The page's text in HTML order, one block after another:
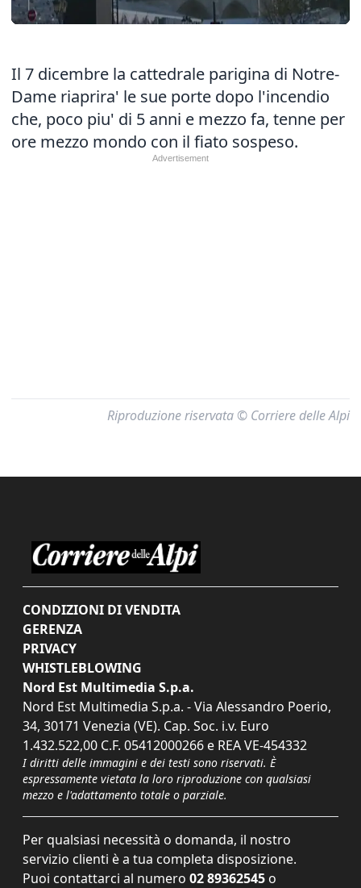
Il 7 dicembre la cattedrale parigina di Notre-
Dame riaprira' le sue porte dopo l'incendio
che, poco piu' di 5 anni e mezzo fa, tenne per
ore mezzo mondo con il fiato sospeso.
Riproduzione riservata © Corriere delle Alpi
CONDIZIONI DI VENDITA
GERENZA
PRIVACY
WHISTLEBLOWING
Nord Est Multimedia S.p.a.
Nord Est Multimedia S.p.a. - Via Alessandro Poerio,
34, 30171 Venezia (VE). Cap. Soc. i.v. Euro
1.432.522,00 C.F. 05412000266 e REA VE-454332
I diritti delle immagini e dei testi sono riservati. È
espressamente vietata la loro riproduzione con qualsiasi
mezzo e l'adattamento totale o parziale.
Per qualsiasi necessità o domanda, il nostro
servizio clienti è a tua completa disposizione.
Puoi contattarci al numero 02 89362545 o